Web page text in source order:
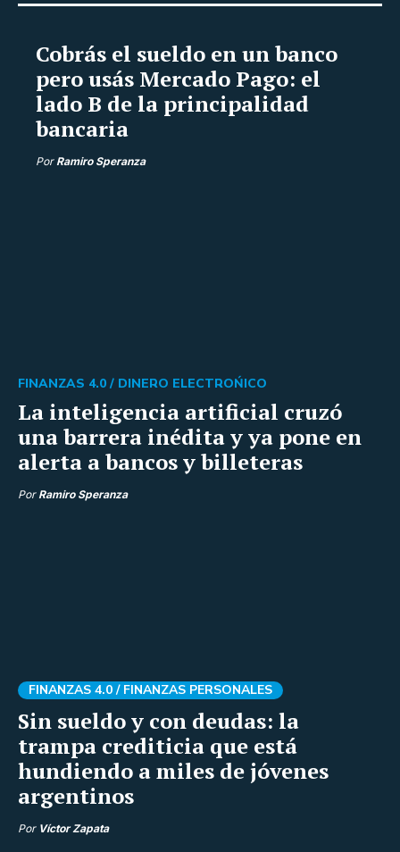
Cobrás el sueldo en un banco
pero usás Mercado Pago: el
lado B de la principalidad
bancaria
Por Ramiro Speranza
La inteligencia artificial cruzó
una barrera inédita y ya pone en
alerta a bancos y billeteras
FINANZAS 4.0 / DINERO ELECTROŃICO
Por Ramiro Speranza
Sin sueldo y con deudas: la
trampa crediticia que está
hundiendo a miles de jóvenes
argentinos
FINANZAS 4.0 / FINANZAS PERSONALES
Por Víctor Zapata